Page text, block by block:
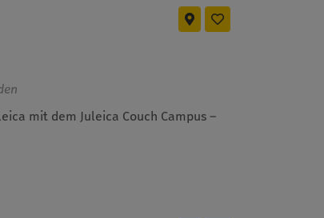
mit dem Juleica Couch Campus –